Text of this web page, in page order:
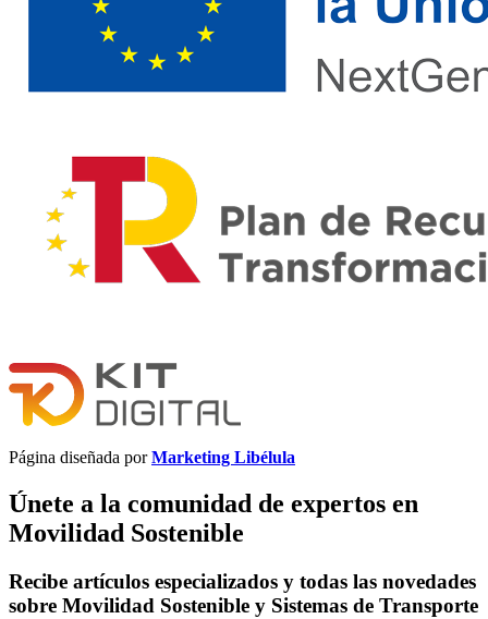
Página diseñada porMarketing Libélula
Únete a la comunidad de expertos en
Movilidad Sostenible
Recibe artículos especializados y todas las novedades
sobre Movilidad Sostenible y Sistemas de Transporte